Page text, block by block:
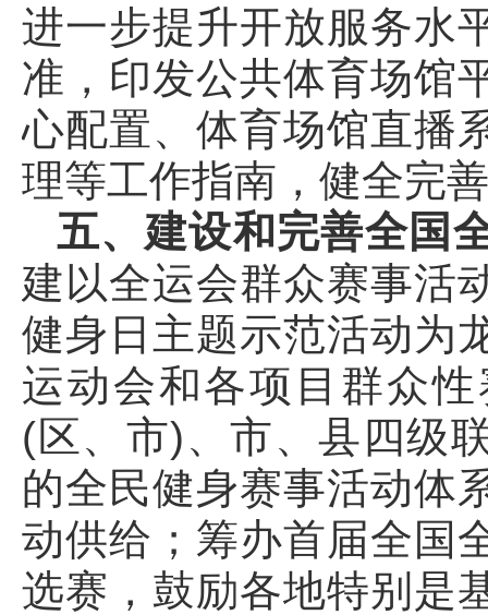
进一步提升开放服务水
准，印发公共体育场馆
心配置、体育场馆直播
理等工作指南，健全完
五、建设和完善全国
建以全运会群众赛事活
健身日主题示范活动为
运动会和各项目群众
(区、市)、市、县四级
的全民健身赛事活动体
动供给；筹办首届全国
选赛，鼓励各地特别是